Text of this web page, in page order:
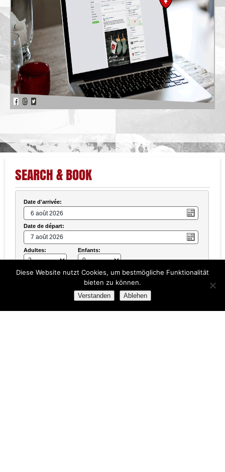
SEARCH & BOOK
Date d'arrivée:
Date de départ:
Adultes: Enfants:
Diese Website nutzt Cookies, um bestmögliche Funktionalität
bieten zu können.
Verstanden Ablehen